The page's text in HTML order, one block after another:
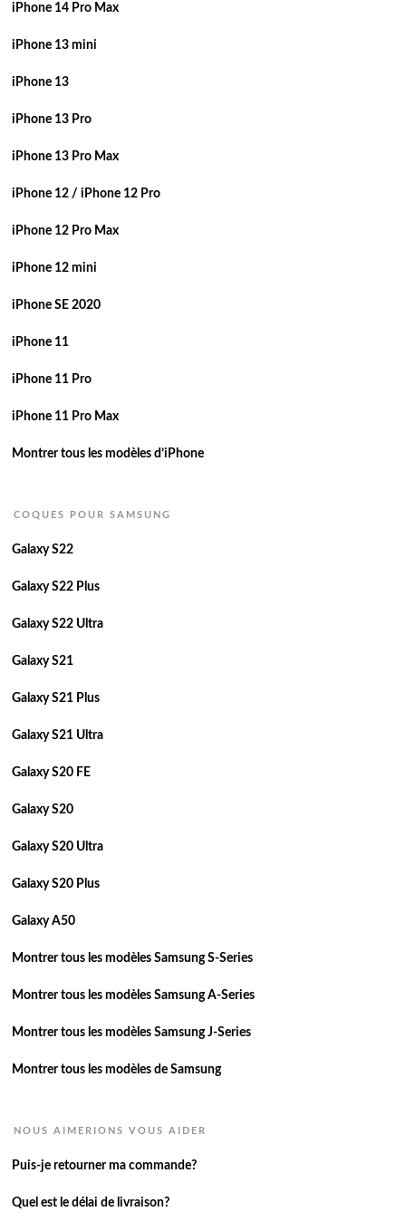
iPhone 14 Pro Max
iPhone 13 mini
iPhone 13
iPhone 13 Pro
iPhone 13 Pro Max
iPhone 12 / iPhone 12 Pro
iPhone 12 Pro Max
iPhone 12 mini
iPhone SE 2020
iPhone 11
iPhone 11 Pro
iPhone 11 Pro Max
Montrer tous les modèles d’iPhone
COQUES POUR SAMSUNG
Galaxy S22
Galaxy S22 Plus
Galaxy S22 Ultra
Galaxy S21
Galaxy S21 Plus
Galaxy S21 Ultra
Galaxy S20 FE
Galaxy S20
Galaxy S20 Ultra
Galaxy S20 Plus
Galaxy A50
Montrer tous les modèles Samsung S-Series
Montrer tous les modèles Samsung A-Series
Montrer tous les modèles Samsung J-Series
Montrer tous les modèles de Samsung
NOUS AIMERIONS VOUS AIDER
Puis-je retourner ma commande?
Quel est le délai de livraison?